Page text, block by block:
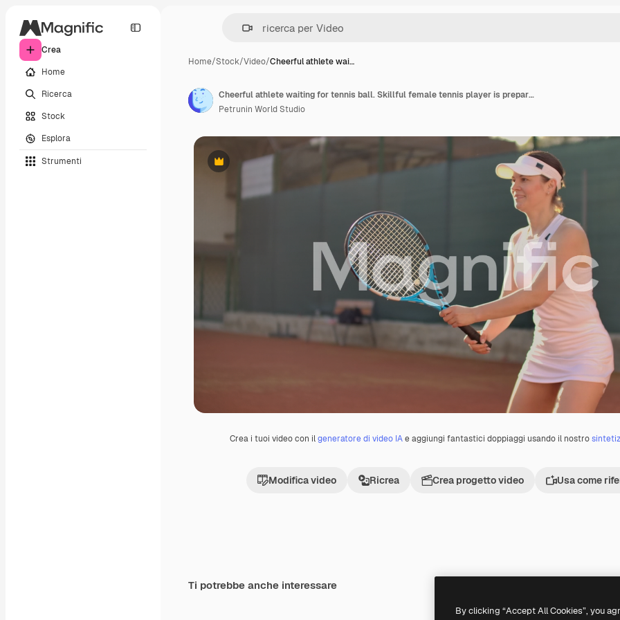
Crea
Home
Ricerca
Stock
Esplora
Strumenti
Home/Stock/Video/Cheerful athlete wai…
Premium
Crea i tuoi video con ilgeneratore di video IAe aggiungi fantastici doppiaggi usando il nostro
Modifica video Ricrea Crea progetto video Usa come
Cheerful athlete waiting for tennis ball. Skillful female tennis player is preparing to beat a ball. She is holding a racket and posing. Woman is standing on tennis
Petrunin World Studio
Ti potrebbe anche interessare
By clicking “Accept All Cookies”, you